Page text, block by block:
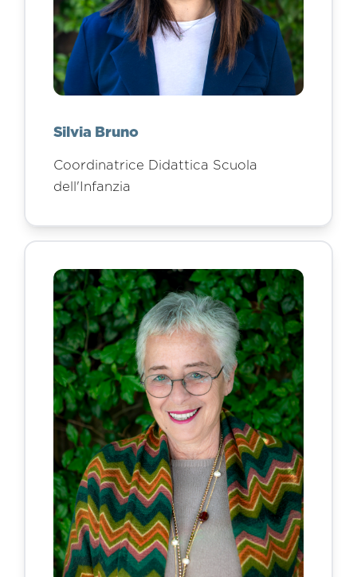
Silvia Bruno
Coordinatrice Didattica Scuola
dell'Infanzia